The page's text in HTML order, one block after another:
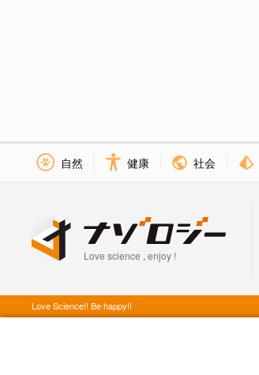
自然 健康 社会
Love science , enjoy !
Love Science!! Be happy!!